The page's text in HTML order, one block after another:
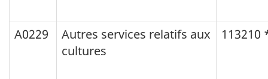
A0229
Autres services relatifs aux
cultures
113210